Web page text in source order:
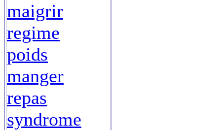
maigrir
regime
poids
manger
repas
syndrome